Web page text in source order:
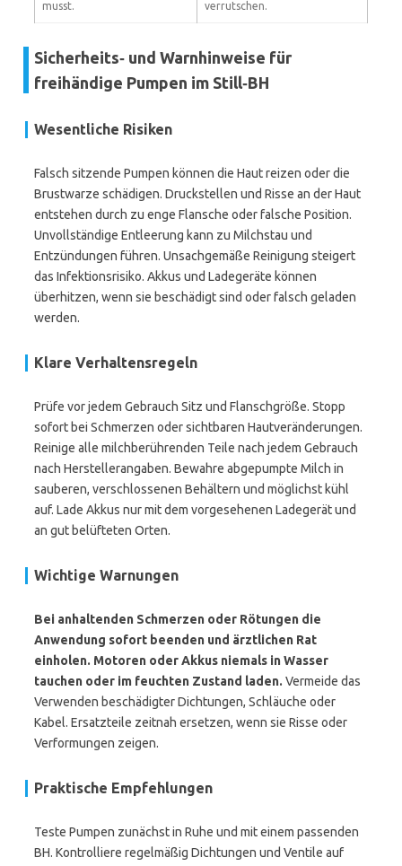
musst.
verrutschen.
Sicherheits‑ und Warnhinweise für
freihändige Pumpen im Still‑BH
Wesentliche Risiken
Falsch sitzende Pumpen können die Haut reizen oder die
Brustwarze schädigen. Druckstellen und Risse an der Haut
entstehen durch zu enge Flansche oder falsche Position.
Unvollständige Entleerung kann zu Milchstau und
Entzündungen führen. Unsachgemäße Reinigung steigert
das Infektionsrisiko. Akkus und Ladegeräte können
überhitzen, wenn sie beschädigt sind oder falsch geladen
werden.
Klare Verhaltensregeln
Prüfe vor jedem Gebrauch Sitz und Flanschgröße. Stopp
sofort bei Schmerzen oder sichtbaren Hautveränderungen.
Reinige alle milchberührenden Teile nach jedem Gebrauch
nach Herstellerangaben. Bewahre abgepumpte Milch in
sauberen, verschlossenen Behältern und möglichst kühl
auf. Lade Akkus nur mit dem vorgesehenen Ladegerät und
an gut belüfteten Orten.
Wichtige Warnungen
Bei anhaltenden Schmerzen oder Rötungen die
Anwendung sofort beenden und ärztlichen Rat
einholen. Motoren oder Akkus niemals in Wasser
tauchen oder im feuchten Zustand laden. Vermeide das
Verwenden beschädigter Dichtungen, Schläuche oder
Kabel. Ersatzteile zeitnah ersetzen, wenn sie Risse oder
Verformungen zeigen.
Praktische Empfehlungen
Teste Pumpen zunächst in Ruhe und mit einem passenden
BH. Kontrolliere regelmäßig Dichtungen und Ventile auf